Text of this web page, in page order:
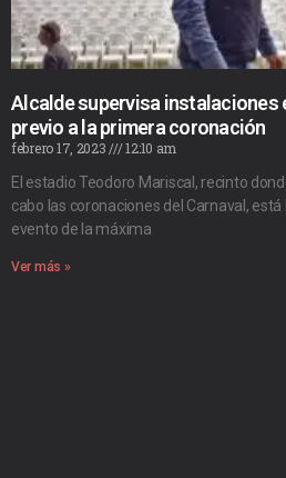
Alcalde supervisa instalaciones
previo a la primera coronación
febrero 17, 2023
12:10 am
El estadio Teodoro Mariscal, recinto
cabo las coronaciones del Carnaval,
evento de la máxima
Ver más »